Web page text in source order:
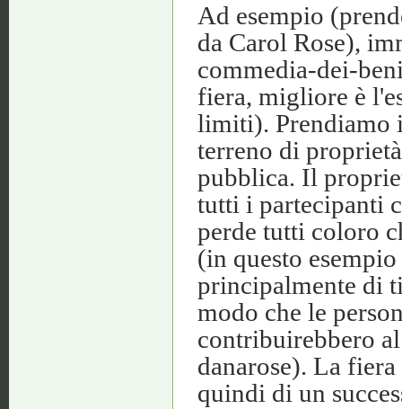
Ad esempio
da Carol Rose),
commedia-dei-
fiera, migliore è
limiti). Prendiamo
terreno di
pubblica. Il
tutti i partecipanti
perde tutti coloro
(in questo
principalmente di
modo che le
contribuirebbero
danarose). La
quindi di un